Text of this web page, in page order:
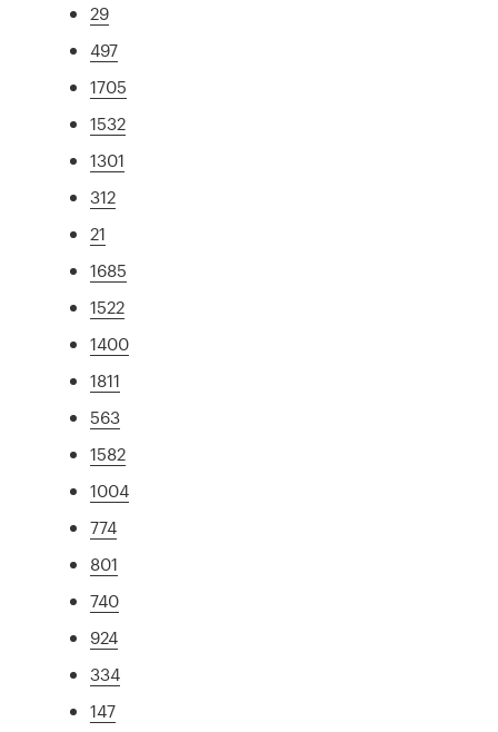
29
497
1705
1532
1301
312
21
1685
1522
1400
1811
563
1582
1004
774
801
740
924
334
147